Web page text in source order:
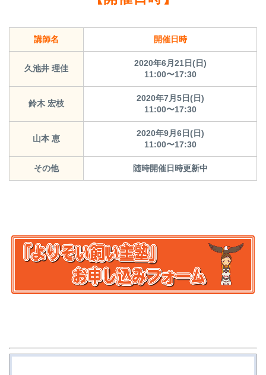
講師名 開催日時
久池井 理佳
2020年6月21日(日)
11:00〜17:30
鈴木 宏枝
2020年7月5日(日)
11:00〜17:30
山本 恵
2020年9月6日(日)
11:00〜17:30
その他 随時開催日時更新中